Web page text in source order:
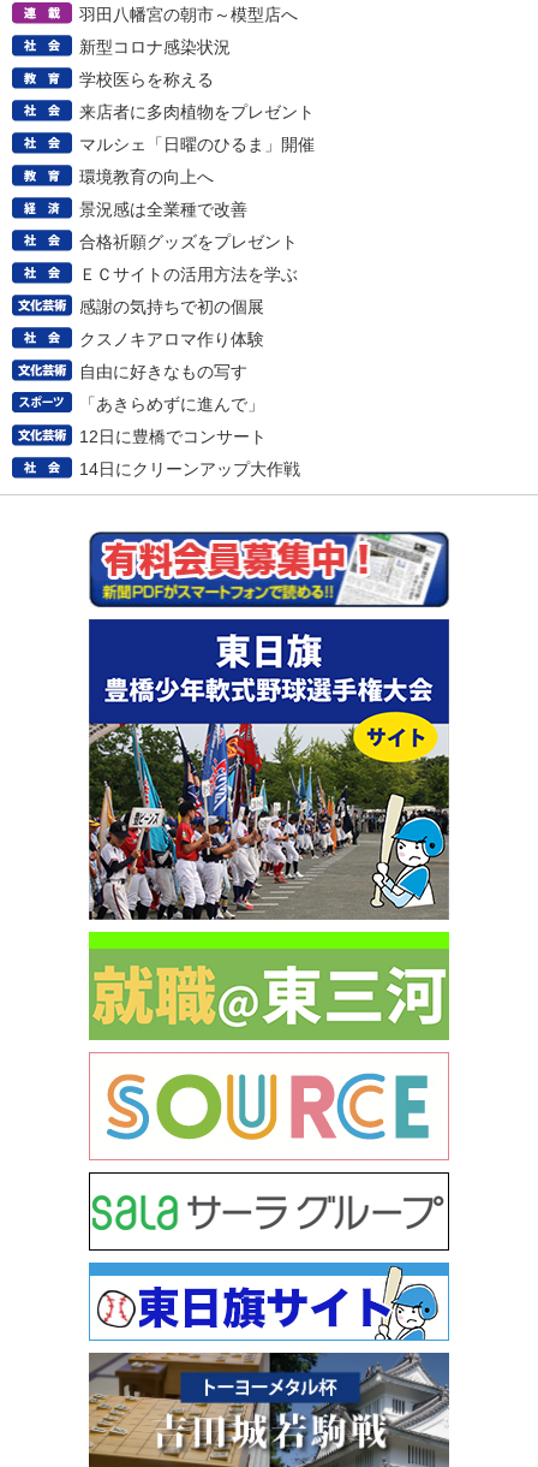
羽田八幡宮の朝市～模型店へ
新型コロナ感染状況
学校医らを称える
来店者に多肉植物をプレゼント
マルシェ「日曜のひるま」開催
環境教育の向上へ
景況感は全業種で改善
合格祈願グッズをプレゼント
ＥＣサイトの活用方法を学ぶ
感謝の気持ちで初の個展
クスノキアロマ作り体験
自由に好きなもの写す
「あきらめずに進んで」
12日に豊橋でコンサート
14日にクリーンアップ大作戦